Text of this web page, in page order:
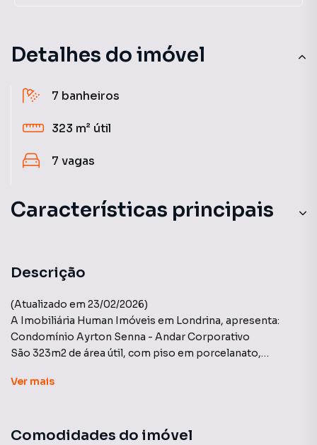
Detalhes do imóvel
7 banheiros
323 m² útil
7 vagas
Características principais
Descrição
(Atualizado em 23/02/2026)
A Imobiliária Human Imóveis em Londrina, apresenta:
Condomínio Ayrton Senna - Andar Corporativo
São 323m2 de área útil, com piso em porcelanato,
completamente personalizável para atender as
privativa e estacionamento rotativo. Agende uma visita e
Ver mais
Comodidades do imóvel